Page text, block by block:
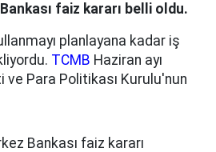
faiz kararı belli oldu.
planlayana kadar iş
TCMB Haziran ayı
ve Para Politikası Kurulu'nun
Bankası faiz kararı